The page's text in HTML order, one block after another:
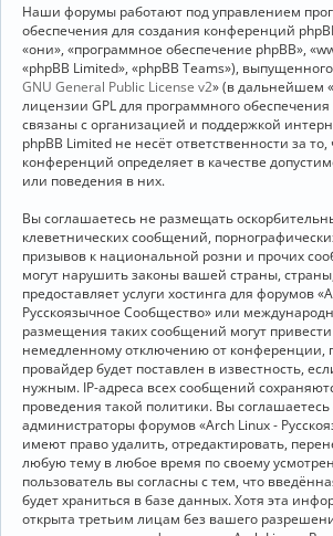
Наши форумы работают под управлением
обеспечения для создания конференций
«они», «программное обеспечение phpBB»,
«phpBB Limited», «phpBB Teams»),
GNU General Public License v2» (в дальнейшем
лицензии GPL для программного обеспечения
связаны с организацией и поддержкой
phpBB Limited не несёт ответственности за
конференций определяет в качестве
или поведения в них.
Вы соглашаетесь не размещать
клеветнических сообщений,
призывов к национальной розни и прочих
могут нарушить законы вашей страны,
предоставляет услуги хостинга для форумов
Русскоязычное Сообщество» или
размещения таких сообщений могут
немедленному отключению от конференции,
провайдер будет поставлен в известность,
нужным. IP-адреса всех сообщений
проведения такой политики. Вы соглашаетесь
администраторы форумов «Arch Linux -
имеют право удалить, отредактировать,
любую тему в любое время по своему
пользователь вы согласны с тем, что
будет храниться в базе данных. Хотя эта
открыта третьим лицам без вашего